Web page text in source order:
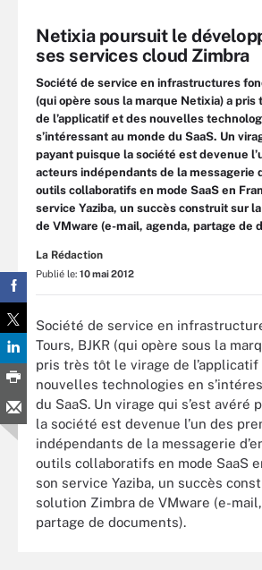
Netixia poursuit le
ses services cloud Zimbra
Société de service en infrastructures
(qui opère sous la marque Netixia) a pris
de l’applicatif et des nouvelles
s’intéressant au monde du SaaS. Un
payant puisque la société est devenue
acteurs indépendants de la messagerie
outils collaboratifs en mode SaaS en
service Yaziba, un succès construit sur
de VMware (e-mail, agenda, partage de
La Rédaction
Publié le: 10 mai 2012
Société de service en
Tours, BJKR (qui opère sous la
pris très tôt le virage de l’applicatif
nouvelles technologies en
du SaaS. Un virage qui s’est avéré
la société est devenue l’un des
indépendants de la messagerie
outils collaboratifs en mode SaaS
son service Yaziba, un succès
solution Zimbra de VMware (e-
partage de documents).